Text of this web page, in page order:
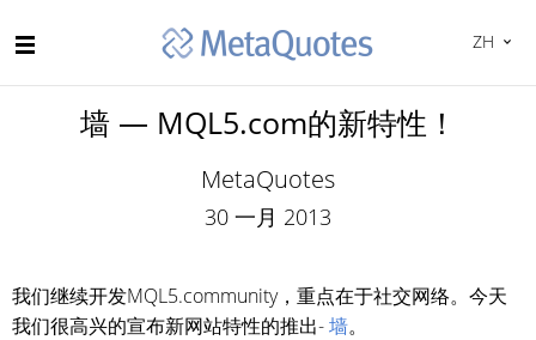
ZH
墙 — MQL5.com的新特性！
MetaQuotes
30 一月 2013
我们继续开发MQL5.community，重点在于社交网络。今天
我们很高兴的宣布新网站特性的推出-墙。